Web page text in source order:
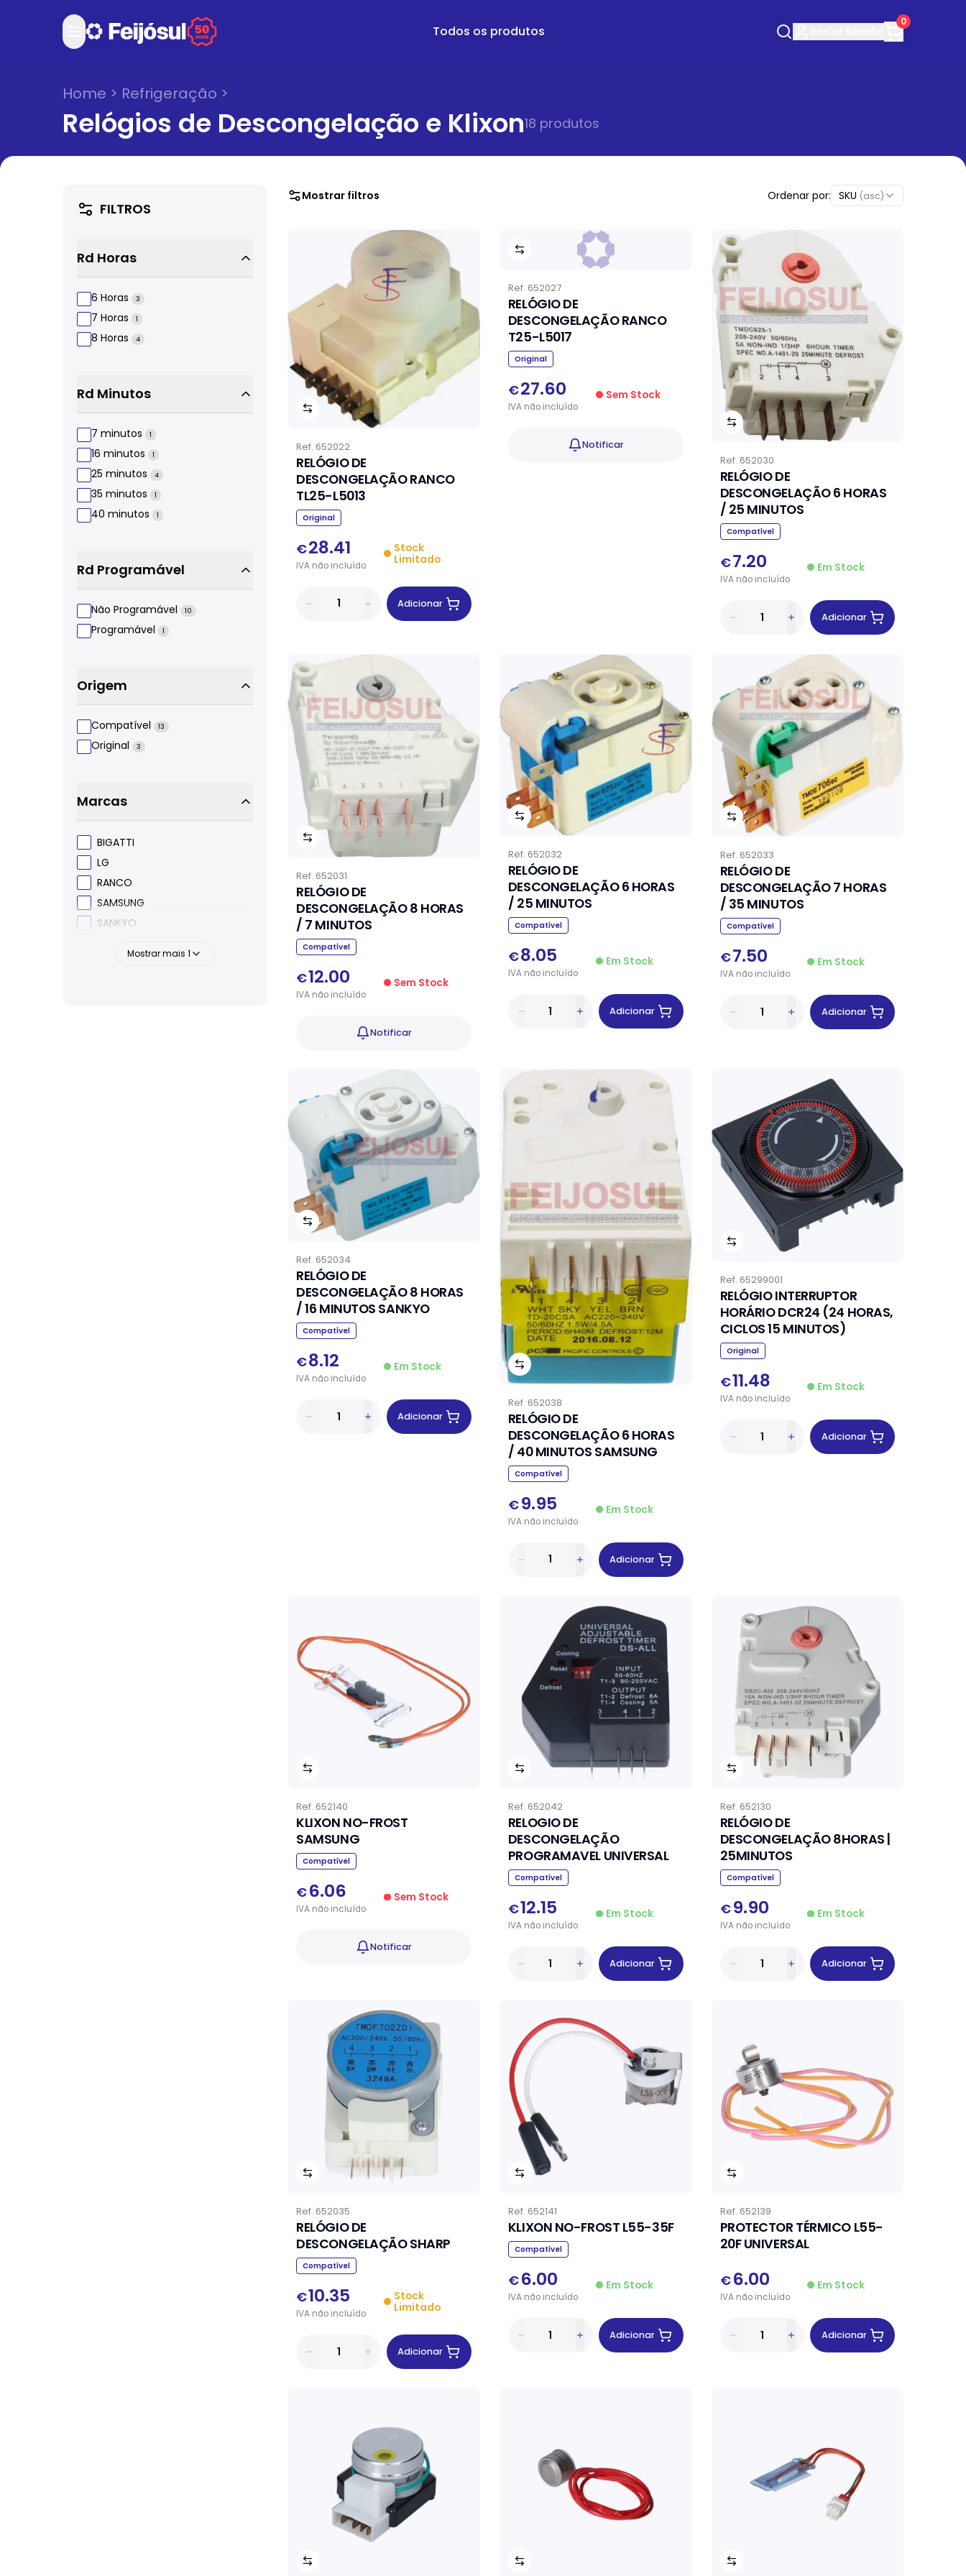
Todos os produtos
0
Home > Refrigeração >
Relógios de Descongelação e Klixon18 produtos
FILTROS
Rd Horas
6 Horas 3
7 Horas 1
8 Horas 4
Rd Minutos
7 minutos 1
16 minutos 1
25 minutos 4
35 minutos 1
40 minutos 1
Rd Programável
Não Programável 10
Programável 1
Origem
Compatível 13
Original 3
Marcas
BIGATTI
LG
RANCO
SAMSUNG
SANKYO
Mostrar mais1
Mostrar filtros Ordenar por: SKU (asc)
Ref. 652022
RELÓGIO DE
DESCONGELAÇÃO RANCO
TL25-L5013
Original
€28.41
IVA não incluído
Stock
Limitado
Adicionar
Ref. 652027
RELÓGIO DE
DESCONGELAÇÃO RANCO
T25-L5017
Original
€27.60
IVAnãoincluído
Sem Stock
Notificar
Ref. 652030
RELÓGIO DE
DESCONGELAÇÃO 6 HORAS
/ 25 MINUTOS
Compatível
€7.20
IVAnãoincluído
Em Stock
Adicionar
Ref. 652031
RELÓGIO DE
DESCONGELAÇÃO 8 HORAS
/ 7 MINUTOS
Compatível
€12.00
IVA não incluído
Sem Stock
Notificar
Ref. 652032
RELÓGIO DE
DESCONGELAÇÃO 6 HORAS
/ 25 MINUTOS
Compatível
€8.05
IVAnãoincluído
Em Stock
Adicionar
Ref. 652033
RELÓGIO DE
DESCONGELAÇÃO 7 HORAS
/ 35 MINUTOS
Compatível
€7.50
IVAnãoincluído
Em Stock
Adicionar
Ref. 652034
RELÓGIO DE
DESCONGELAÇÃO 8 HORAS
/ 16 MINUTOS SANKYO
Compatível
€8.12
IVA não incluído
Em Stock
Adicionar
Ref. 652038
RELÓGIO DE
DESCONGELAÇÃO 6 HORAS
/ 40 MINUTOS SAMSUNG
Compatível
€9.95
IVAnãoincluído
Em Stock
Adicionar
Ref. 65299001
RELÓGIO INTERRUPTOR
HORÁRIO DCR24 (24 HORAS,
CICLOS 15 MINUTOS)
Original
€11.48
IVAnãoincluído
Em Stock
Adicionar
Ref. 652140
KLIXON NO-FROST
SAMSUNG
Compatível
€6.06
IVA não incluído
Sem Stock
Notificar
Ref. 652042
RELOGIO DE
DESCONGELAÇÃO
PROGRAMAVEL UNIVERSAL
Compatível
€12.15
IVAnãoincluído
Em Stock
Adicionar
Ref. 652130
RELÓGIO DE
DESCONGELAÇÃO 8HORAS |
25MINUTOS
Compatível
€9.90
IVAnãoincluído
Em Stock
Adicionar
Ref. 652035
RELÓGIO DE
DESCONGELAÇÃO SHARP
Compatível
€10.35
IVA não incluído
Stock
Limitado
Adicionar
Ref. 652141
KLIXON NO-FROST L55-35F
Compatível
€6.00
IVAnãoincluído
Em Stock
Adicionar
Ref. 652139
PROTECTOR TÉRMICO L55-
20F UNIVERSAL
€6.00
IVAnãoincluído
Em Stock
Adicionar